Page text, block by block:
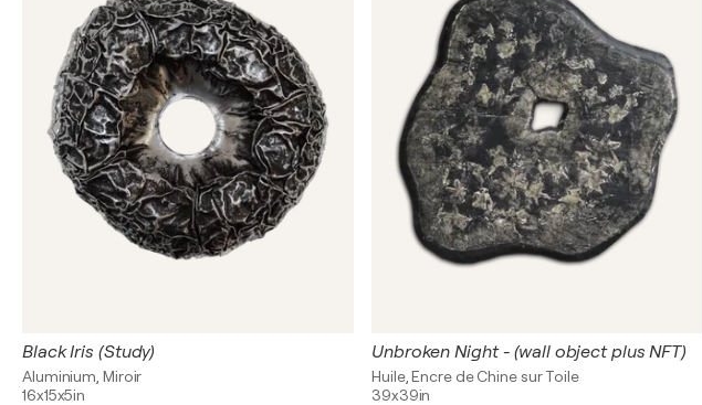
Black Iris (Study)
Aluminium, Miroir
16x15x5in
Unbroken Night - (wall object plus NFT)
Huile, Encre de Chine sur Toile
39x39in